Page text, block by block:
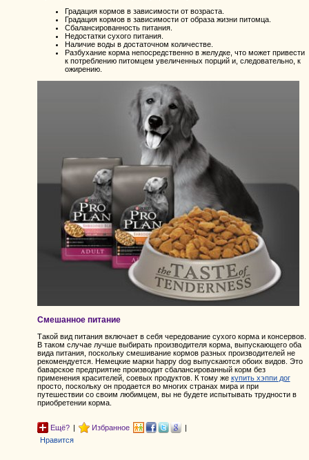
Градация кормов в зависимости от возраста.
Градация кормов в зависимости от образа жизни питомца.
Сбалансированность питания.
Недостатки сухого питания.
Наличие воды в достаточном количестве.
Разбухание корма непосредственно в желудке, что может привести
к потреблению питомцем увеличенных порций и, следовательно, к
ожирению.
Смешанное питание
Такой вид питания включает в себя чередование сухого корма и консервов.
В таком случае лучше выбирать производителя корма, выпускающего оба
вида питания, поскольку смешивание кормов разных производителей не
рекомендуется. Немецкие марки happy dog выпускаются обоих видов. Это
баварское предприятие производит сбалансированный корм без
применения красителей, соевых продуктов. К тому же купить хэппи дог
просто, поскольку он продается во многих странах мира и при
путешествии со своим любимцем, вы не будете испытывать трудности в
приобретении корма.
Ещё? | Избранное
|
Нравится